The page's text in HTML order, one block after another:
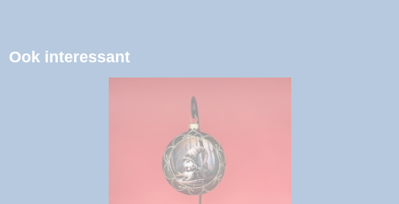
Ook interessant